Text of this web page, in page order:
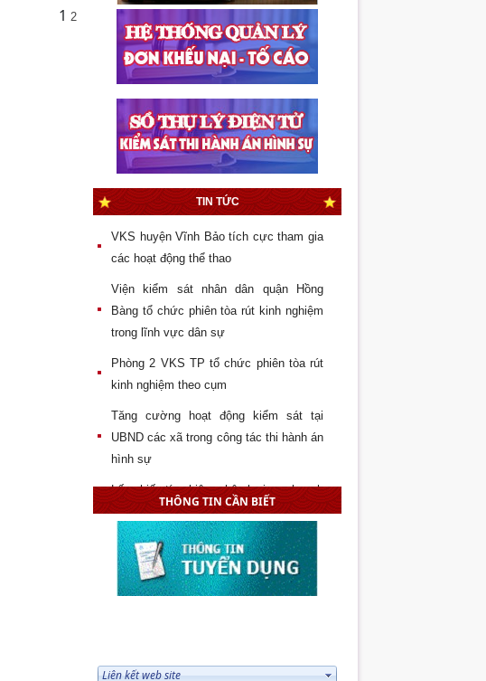
1 2
TIN TỨC
Thẩm quyền áp dụng biện pháp bắt
buộc chữa bệnh trong giai đoạn giải
quyết tố giác, tin báo tội phạm
Thực hiện đột phá trong lĩnh vực kiểm
sát thi hành án hình sự
Mâu thuẫn nhỏ, hậu quả lớn
Đại hội Chi đoàn Liên cơ quan Viện
quận Dương Kinh lần
VKS huyện Vĩnh Bảo tích cực tham gia
các hoạt động thể thao
Viện kiểm sát nhân dân quận Hồng
Bàng tổ chức phiên tòa rút kinh nghiệm
trong lĩnh vực dân sự
Phòng 2 VKS TP tổ chức phiên tòa rút
kinh nghiệm theo cụm
Tăng cường hoạt động kiểm sát tại
UBND các xã trong công tác thi hành án
hình sự
Lấy phiếu tín nhiệm phân loại quy hoạch
cán bộ VKS huyện Vĩnh Bảo
Đại hội chi đoàn Tòa án – Viện kiểm sát
– Thi hành án quận Hải An lần thứ 2,
nhiệm kỳ 2017 - 2019
THÔNG TIN CẦN BIẾT